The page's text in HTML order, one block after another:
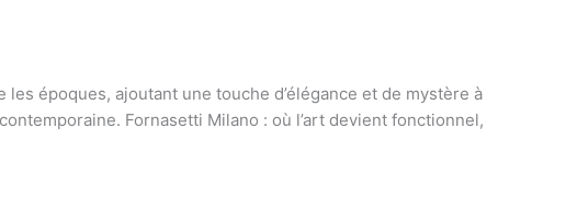
époques, ajoutant une touche d’élégance et de mystère à
Fornasetti Milano : où l’art devient fonctionnel,